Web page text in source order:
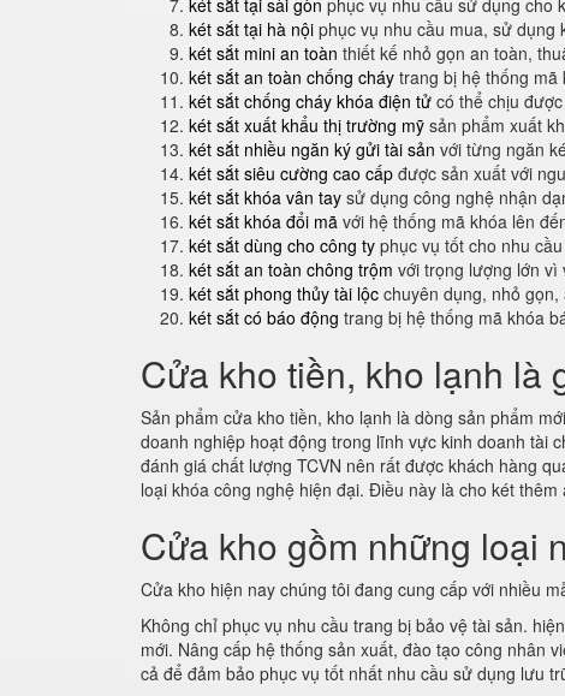
két sắt tại sài gòn phục vụ nhu cầu sử dụng cho
két sắt tại hà nội phục vụ nhu cầu mua, sử dụng
két sắt mini an toàn thiết kế nhỏ gọn an toàn,
két sắt an toàn chống cháy trang bị hệ thống mã
két sắt chống cháy khóa điện tử có thể chịu
két sắt xuất khẩu thị trường mỹ sản phẩm xuất
két sắt nhiều ngăn ký gửi tài sản với từng ngăn
két sắt siêu cường cao cấp được sản xuất với
két sắt khóa vân tay sử dụng công nghệ nhận
két sắt khóa đổi mã với hệ thống mã khóa lên
két sắt dùng cho công ty phục vụ tốt cho nhu
két sắt an toàn chông trộm với trọng lượng lớn vì
két sắt phong thủy tài lộc chuyên dụng, nhỏ
két sắt có báo động trang bị hệ thống mã khóa
Cửa kho tiền, kho lạnh là
Sản phẩm cửa kho tiền, kho lạnh là dòng sản phẩm
doanh nghiệp hoạt động trong lĩnh vực kinh doanh tài
đánh giá chất lượng TCVN nên rất được khách hàng
loại khóa công nghệ hiện đại. Điều này là cho két thêm
Cửa kho gồm những loại
Cửa kho hiện nay chúng tôi đang cung cấp với nhiều
Không chỉ phục vụ nhu cầu trang bị bảo vệ tài sản.
mới. Nâng cấp hệ thống sản xuất, đào tạo công nhân
cả để đảm bảo phục vụ tốt nhất nhu cầu sử dụng lưu